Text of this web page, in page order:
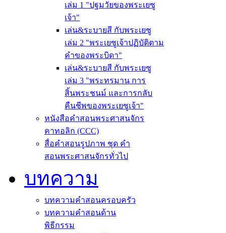
เล่ม 1 "ปฐมวัยของพระเยซู
เจ้า"
เล่น&ระบายสี กับพระเยซู
เล่ม 2 "พระเยซูเจ้าปฏิบัติตาม
คำของพระบิดา"
เล่น&ระบายสี กับพระเยซู
เล่ม 3 "พระทรมาน การ
สิ้นพระชนม์ และการกลับ
คืนชีพของพระเยซูเจ้า"
หนังสือคำสอนพระศาสนจักร
คาทอลิก (CCC)
สื่อคำสอนรูปภาพ ชุด คำ
สอนพระศาสนจักรทั่วไป
บทความ
บทความคำสอนครอบครัว
บทความคำสอนด้าน
พิธีกรรม